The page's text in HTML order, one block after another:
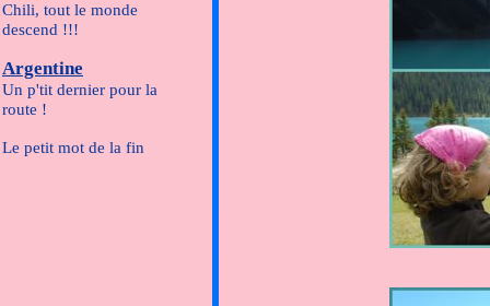
Le
Chili, tout le monde
descend !!!
Argentine
Un p'tit dernier pour la
route !
Le petit mot de la fin